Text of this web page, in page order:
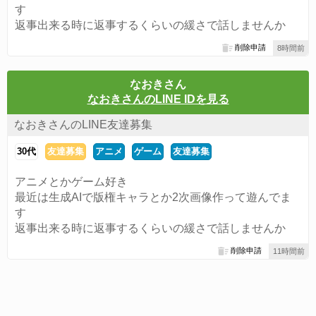
す
返事出来る時に返事するくらいの緩さで話しませんか
8時間前
削除申請
なおきさん
なおきさんのLINE IDを見る
なおきさんのLINE友達募集
30代 友達募集 アニメ ゲーム 友達募集
アニメとかゲーム好き
最近は生成AIで版権キャラとか2次画像作って遊んでま
す
返事出来る時に返事するくらいの緩さで話しませんか
11時間前
削除申請